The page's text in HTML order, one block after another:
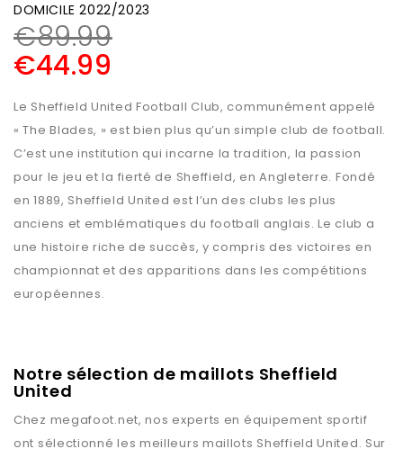
DOMICILE 2022/2023
€89.99
€44.99
Le Sheffield United Football Club, communément appelé
« The Blades, » est bien plus qu’un simple club de football.
C’est une institution qui incarne la tradition, la passion
pour le jeu et la fierté de Sheffield, en Angleterre. Fondé
en 1889, Sheffield United est l’un des clubs les plus
anciens et emblématiques du football anglais. Le club a
une histoire riche de succès, y compris des victoires en
championnat et des apparitions dans les compétitions
européennes.
Notre sélection de maillots Sheffield
United
Chez megafoot.net, nos experts en équipement sportif
ont sélectionné les meilleurs maillots Sheffield United. Sur